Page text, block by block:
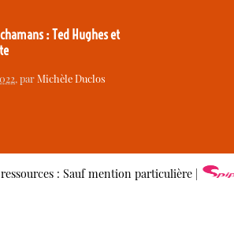
: Ted Hughes et
, parMichèle Duclos
: Sauf mention particulière |